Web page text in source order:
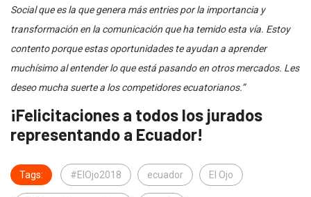
Social que es la que genera más entries por la importancia y
transformación en la comunicación que ha temido esta vía. Estoy
contento porque estas oportunidades te ayudan a aprender
muchísimo al entender lo que está pasando en otros mercados. Les
deseo mucha suerte a los competidores ecuatorianos.”
¡Felicitaciones a todos los jurados
representando a Ecuador!
Tags: #ElOjo2018 ecuador El Ojo